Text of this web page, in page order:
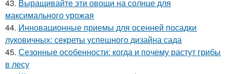
43. Выращивайте эти овощи на солнце для
максимального урожая
44. Инновационные приемы для осенней посадки
луковичных: секреты успешного дизайна сада
45. Сезонные особенности: когда и почему растут грибы
в лесу